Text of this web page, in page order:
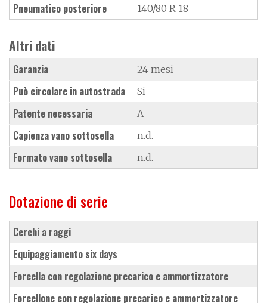
Pneumatico posteriore 140/80 R 18
Altri dati
Garanzia 24 mesi
Può circolare in autostrada Si
Patente necessaria A
Capienza vano sottosella n.d.
Formato vano sottosella n.d.
Dotazione di serie
cerchi a raggi
equipaggiamento six days
forcella con regolazione precarico e ammortizzatore
forcellone con regolazione precarico e ammortizzatore